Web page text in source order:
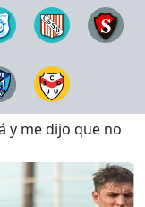
y me dijo que no